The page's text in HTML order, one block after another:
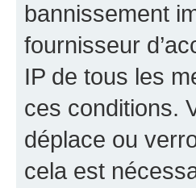
bannissement
fournisseur
IP de tous les
ces conditions.
déplace ou
cela est